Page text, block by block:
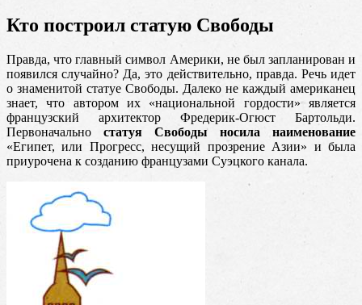
Кто построил статую Свободы
Правда, что главный символ Америки, не был запланирован и
появился случайно? Да, это действительно, правда. Речь идет
о знаменитой статуе Свободы. Далеко не каждый американец
знает, что автором их «национальной гордости» является
французский архитектор Фредерик-Огюст Бартольди.
Первоначально статуя Свободы носила наименование
«Египет, или Прогресс, несущий прозрение Азии» и была
приурочена к созданию французами Суэцкого канала.